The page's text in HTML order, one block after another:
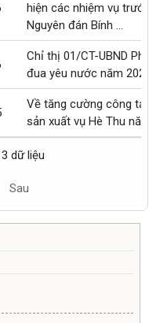
hiện các nhiệm vụ
Nguyên đán Bính ...
Chỉ thị 01/CT-UBND
đua yêu nước năm
Về tăng cường công
sản xuất vụ Hè Thu
dữ liệu
Sau